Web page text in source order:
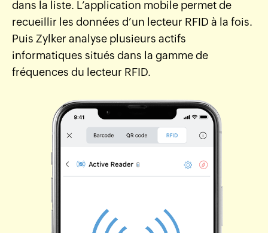
dans la liste. L’application mobile permet de
recueillir les données d’un lecteur RFID à la fois.
Puis Zylker analyse plusieurs actifs
informatiques situés dans la gamme de
fréquences du lecteur RFID.